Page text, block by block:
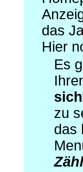
das
Hier
Es
zu
das